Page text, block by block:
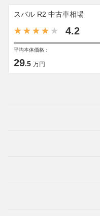
スバル R2 中古車相場
4.2
平均本体価格：
29.5 万円